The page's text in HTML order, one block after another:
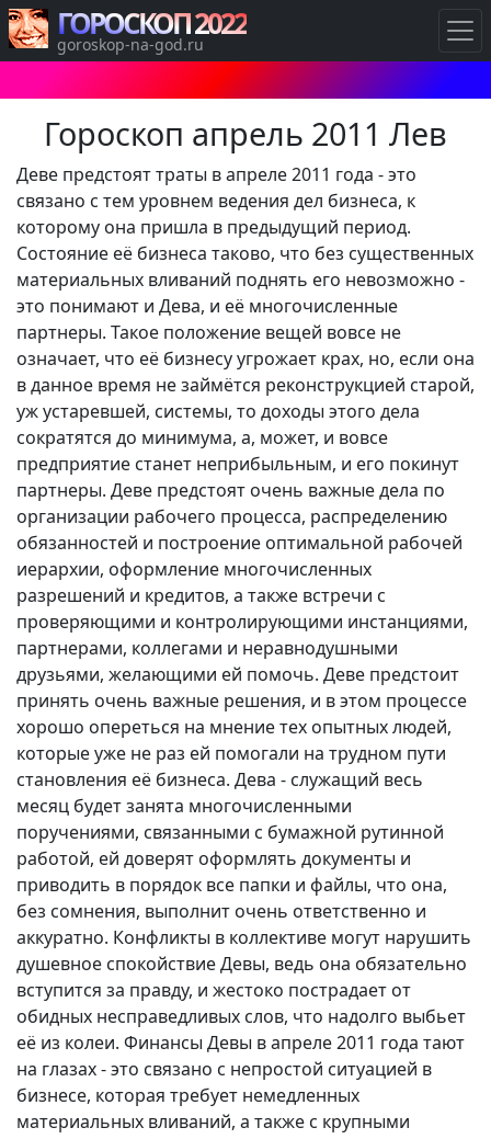
Гороскоп апрель 2011 Лев
Деве предстоят траты в апреле 2011 года - это
связано с тем уровнем ведения дел бизнеса, к
которому она пришла в предыдущий период.
Состояние её бизнеса таково, что без существенных
материальных вливаний поднять его невозможно -
это понимают и Дева, и её многочисленные
партнеры. Такое положение вещей вовсе не
означает, что её бизнесу угрожает крах, но, если она
в данное время не займётся реконструкцией старой,
уж устаревшей, системы, то доходы этого дела
сократятся до минимума, а, может, и вовсе
предприятие станет неприбыльным, и его покинут
партнеры. Деве предстоят очень важные дела по
организации рабочего процесса, распределению
обязанностей и построение оптимальной рабочей
иерархии, оформление многочисленных
разрешений и кредитов, а также встречи с
проверяющими и контролирующими инстанциями,
партнерами, коллегами и неравнодушными
друзьями, желающими ей помочь. Деве предстоит
принять очень важные решения, и в этом процессе
хорошо опереться на мнение тех опытных людей,
которые уже не раз ей помогали на трудном пути
становления её бизнеса. Дева - служащий весь
месяц будет занята многочисленными
поручениями, связанными с бумажной рутинной
работой, ей доверят оформлять документы и
приводить в порядок все папки и файлы, что она,
без сомнения, выполнит очень ответственно и
аккуратно. Конфликты в коллективе могут нарушить
душевное спокойствие Девы, ведь она обязательно
вступится за правду, и жестоко пострадает от
обидных несправедливых слов, что надолго выбьет
её из колеи. Финансы Девы в апреле 2011 года тают
на глазах - это связано с непростой ситуацией в
бизнесе, которая требует немедленных
материальных вливаний, а также с крупными
ГОРОСКОП 2022
goroskop-na-god.ru